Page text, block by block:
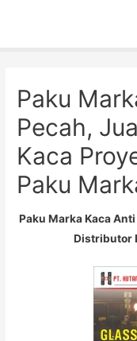
Paku
Pecah,
Kaca
Paku
Paku Marka Kaca
Distributor